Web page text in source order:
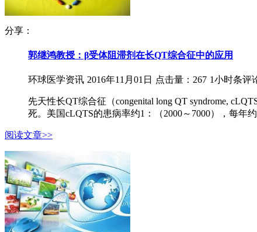
分享：
郭继鸿教授：β受体阻滞剂在长QT综合征中的应用
环球医学资讯 2016年11月01日 点击量：267 1小时条评
先天性长QT综合征（congenital long QT syndrome,
死。美国cLQTS的患病率约1：（2000～7000），每年
阅读文章>>